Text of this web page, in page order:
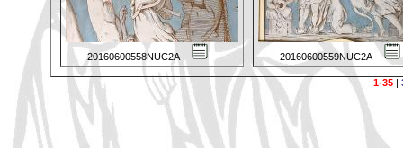
20160600558NUC2A 20160600559NUC2A
1-35|